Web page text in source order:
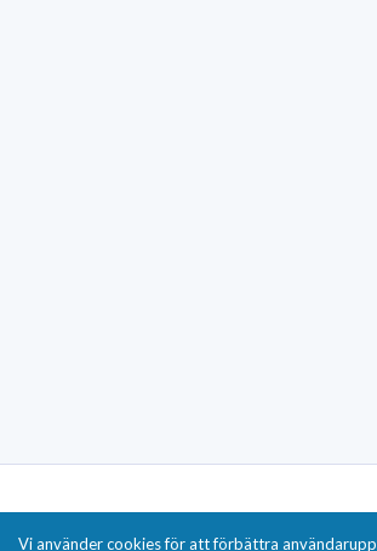
Om Kostnörd
Vi använder cookies för att förbättra